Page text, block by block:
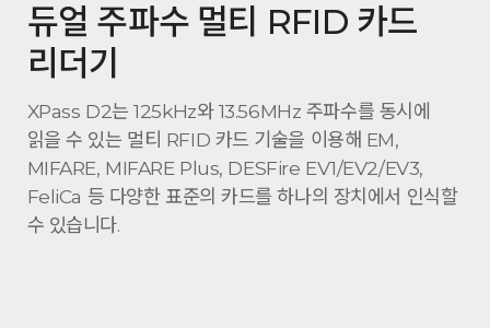
듀얼 주파수 멀티 RFID 카드
리더기
XPass D2는 125kHz와 13.56MHz 주파수를 동시에
읽을 수 있는 멀티 RFID 카드 기술을 이용해 EM,
MIFARE, MIFARE Plus, DESFire EV1/EV2/EV3,
FeliCa 등 다양한 표준의 카드를 하나의 장치에서 인식할
수 있습니다.